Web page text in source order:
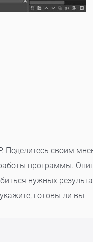
Поделитесь своим
программы.
нужных
готовы ли вы